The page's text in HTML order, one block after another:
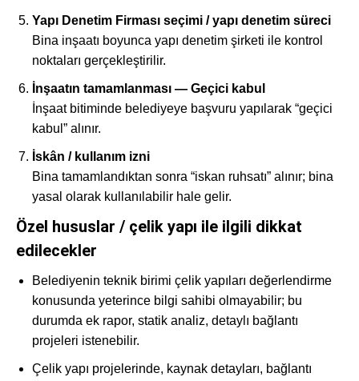
Yapı Denetim Firması seçimi / yapı denetim süreci
Bina inşaatı boyunca yapı denetim şirketi ile kontrol
noktaları gerçekleştirilir.
İnşaatın tamamlanması — Geçici kabul
İnşaat bitiminde belediyeye başvuru yapılarak “geçici
kabul” alınır.
İskân / kullanım izni
Bina tamamlandıktan sonra “iskan ruhsatı” alınır; bina
yasal olarak kullanılabilir hale gelir.
Özel hususlar / çelik yapı ile ilgili dikkat
edilecekler
Belediyenin teknik birimi çelik yapıları değerlendirme
konusunda yeterince bilgi sahibi olmayabilir; bu
durumda ek rapor, statik analiz, detaylı bağlantı
projeleri istenebilir.
Çelik yapı projelerinde, kaynak detayları, bağlantı